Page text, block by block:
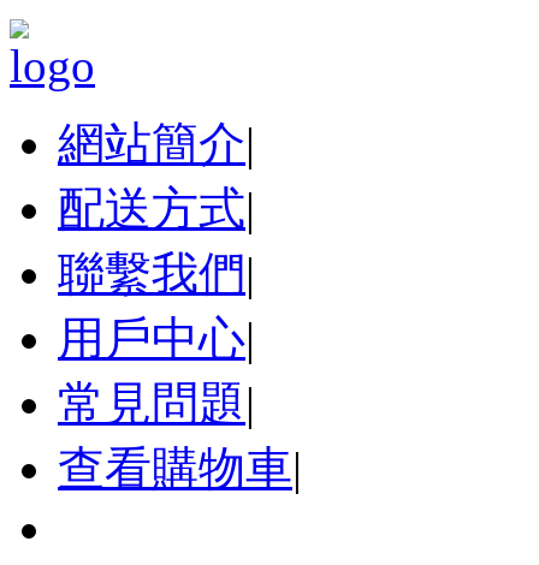
網站簡介|
配送方式|
聯繫我們|
用戶中心|
常見問題|
查看購物車|